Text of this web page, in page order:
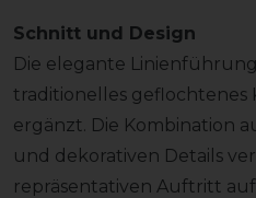
Schnitt und Design
Die elegante
traditionelles
ergänzt. Die Kombination
und dekorativen Details
repräsentativen Auftritt